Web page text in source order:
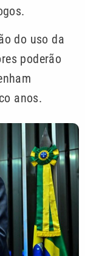
do uso da
poderão
anos.